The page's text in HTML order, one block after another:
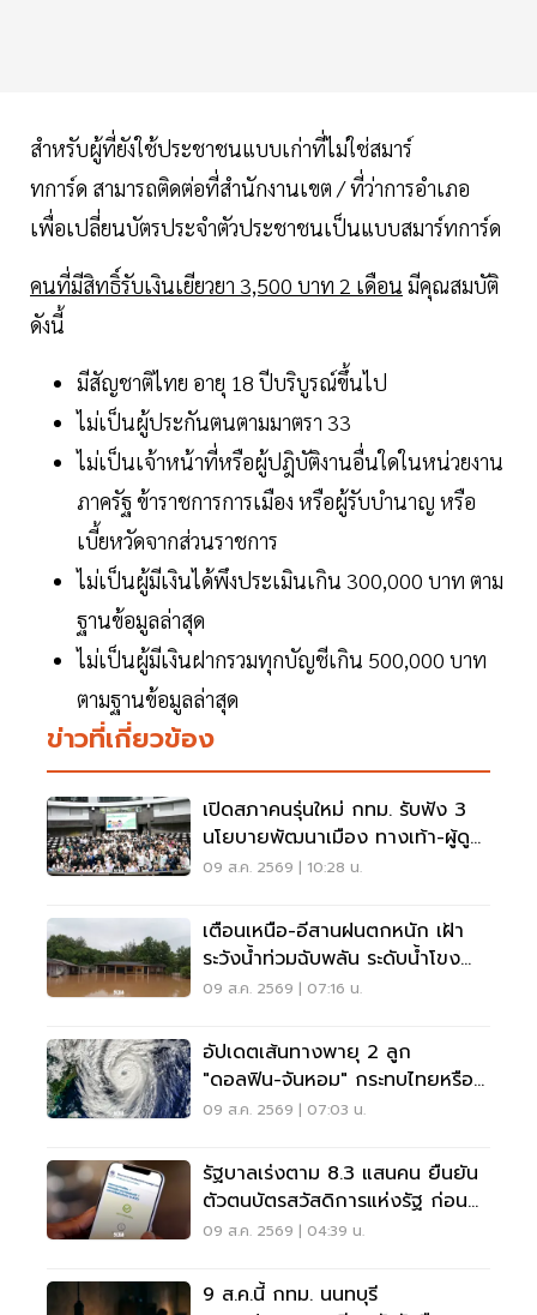
สำหรับผู้ที่ยังใช้ประชาชนแบบเก่าที่ไม่ใช่สมาร์
ทการ์ด สามารถติดต่อที่สำนักงานเขต / ที่ว่าการอำเภอ
เพื่อเปลี่ยนบัตรประจำตัวประชาชนเป็นแบบสมาร์ทการ์ด
คนที่มีสิทธิ์รับเงินเยียวยา 3,500 บาท 2 เดือน มีคุณสมบัติ
ดังนี้
มีสัญชาติไทย อายุ 18 ปีบริบูรณ์ขึ้นไป
ไม่เป็นผู้ประกันตนตามมาตรา 33
ไม่เป็นเจ้าหน้าที่หรือผู้ปฎิบัติงานอื่นใดในหน่วยงาน
ภาครัฐ ข้าราชการการเมือง หรือผู้รับบำนาญ หรือ
เบี้ยหวัดจากส่วนราชการ
ไม่เป็นผู้มีเงินได้พึงประเมินเกิน 300,000 บาท ตาม
ฐานข้อมูลล่าสุด
ไม่เป็นผู้มีเงินฝากรวมทุกบัญชีเกิน 500,000 บาท
ตามฐานข้อมูลล่าสุด
ข่าวที่เกี่ยวข้อง
เปิดสภาคนรุ่นใหม่ กทม. รับฟัง 3
นโยบายพัฒนาเมือง ทางเท้า-ผู้ดู
แลออทิสติก-จักรยาน
09 ส.ค. 2569 | 10:28 น.
เตือนเหนือ-อีสานฝนตกหนัก เฝ้า
ระวังน้ำท่วมฉับพลัน ระดับน้ำโขง
เพิ่มสูง
09 ส.ค. 2569 | 07:16 น.
อัปเดตเส้นทางพายุ 2 ลูก
"ดอลฟิน-จันหอม" กระทบไทยหรือ
ไม่ เช็กเลย
09 ส.ค. 2569 | 07:03 น.
รัฐบาลเร่งตาม 8.3 แสนคน ยืนยัน
ตัวตนบัตรสวัสดิการแห่งรัฐ ก่อน
พลาดสิทธิ
09 ส.ค. 2569 | 04:39 น.
9 ส.ค.นี้ กทม. นนทบุรี